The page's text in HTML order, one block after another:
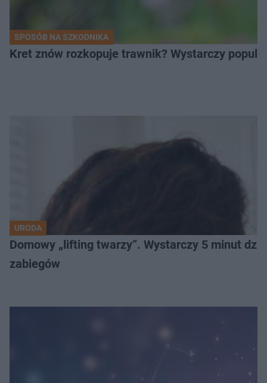
SPOSÓB NA SZKODNIKA
Kret znów rozkopuje trawnik? Wystarczy
URODA
Domowy „lifting twarzy”. Wystarczy 5 minut
zabiegów